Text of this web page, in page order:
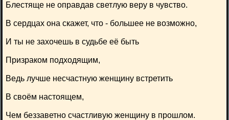
Блестяще не оправдав светлую веру в чувство.
В сердцах она скажет, что - большее не возможно,
И ты не захочешь в судьбе её быть
Призраком подходящим,
Ведь лучше несчастную женщину встретить
В своём настоящем,
Чем беззаветно счастливую женщину в прошлом.